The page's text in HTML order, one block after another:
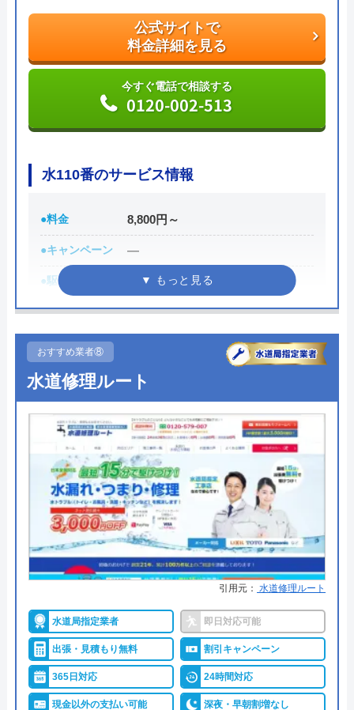
いかがでしょうか。
公式サイトで
料金詳細を見る
0120-776-044
街角水道工事相談所の基本情報
運営会社 トラベルブック株式会社
代表者 長田龍
創業・設立 2014年5月
所在地
東京都千代田区九段南2-4-11 パシフィ
ックスクエア九段南9F
対応エリア 全国
公式サイトで
料金詳細を見る
今すぐ電話で相談する
0120-002-513
水110番のサービス情報
●料金 8,800円～
●キャンペーン ―
●駆けつけ時間 最短30分
●受付時間 24時間
●定休日
●出張見積もり 出張見積もり無料
●支払い方法 現金、クレジットカード
●累計実績 修理実績119万件
●保証・保険 ―
詳細は公式HPでご確認ください
水110番がおすすめの理由
水110番を運営しているサイトの累計の問い合わせ
数が398万件と、非常に多くの人から頼りにされて
いる業者です。水回りに限らず約150品目のお家の
トラブルに対応しておりますので、お住まいのトラ
ブルならなんでも相談できます。
明朗会計で、見積もり後の追加費用は一切ありませ
おすすめ業者⑧
水道修理ルート
引用元： 水道修理ルート
水道局指定業者 即日対応可能
出張・見積もり無料 割引キャンペーン
365日対応 24時間対応
現金以外の支払い可能 深夜・早朝割増なし